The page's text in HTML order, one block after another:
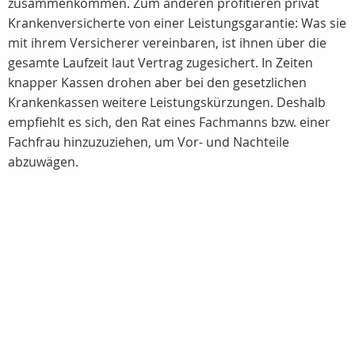
Krankenversicherte von einer Leistungsgarantie: Was sie
mit ihrem Versicherer vereinbaren, ist ihnen über die
gesamte Laufzeit laut Vertrag zugesichert. In Zeiten
knapper Kassen drohen aber bei den gesetzlichen
Krankenkassen weitere Leistungskürzungen. Deshalb
empfiehlt es sich, den Rat eines Fachmanns bzw. einer
Fachfrau hinzuzuziehen, um Vor- und Nachteile
abzuwägen.